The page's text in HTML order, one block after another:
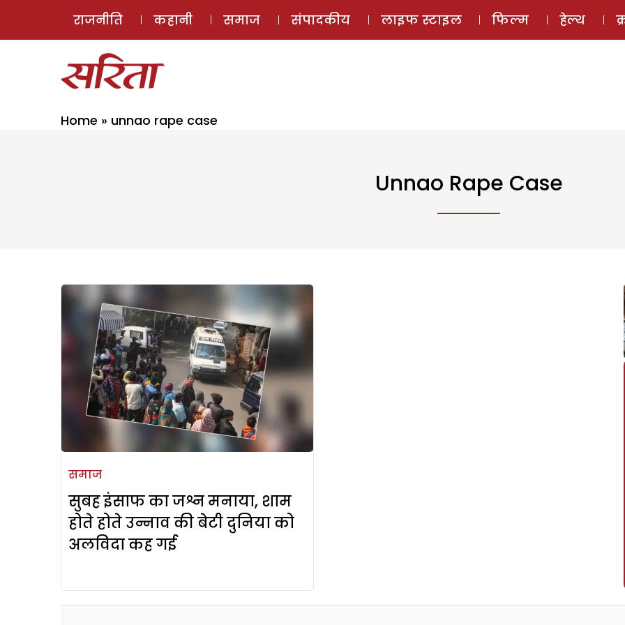
ई-मैगज़ीन
राजनीति कहानी समाज संपादकीय लाइफ स्टाइल फिल्म हेल्थ
Home » unnao rape case
Unnao Rape Case
समाज
सुबह इंसाफ का जश्न मनाया, शाम
होते होते उन्नाव की बेटी दुनिया को
अलविदा कह गई